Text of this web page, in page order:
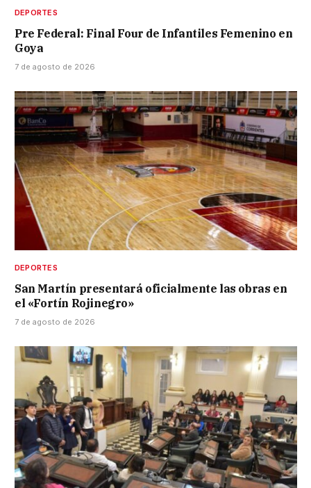
DEPORTES
Pre Federal: Final Four de Infantiles Femenino en
Goya
7 de agosto de 2026
DEPORTES
San Martín presentará oficialmente las obras en
el «Fortín Rojinegro»
7 de agosto de 2026